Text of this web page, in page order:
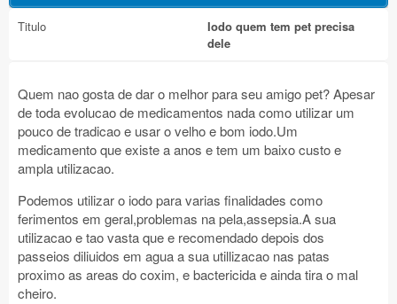
Titulo
Iodo quem tem pet precisa
dele
Quem nao gosta de dar o melhor para seu amigo pet? Apesar
de toda evolucao de medicamentos nada como utilizar um
pouco de tradicao e usar o velho e bom iodo.Um
medicamento que existe a anos e tem um baixo custo e
ampla utilizacao.
Podemos utilizar o iodo para varias finalidades como
ferimentos em geral,problemas na pela,assepsia.A sua
utilizacao e tao vasta que e recomendado depois dos
passeios diliuidos em agua a sua utillizacao nas patas
proximo as areas do coxim, e bactericida e ainda tira o mal
cheiro.